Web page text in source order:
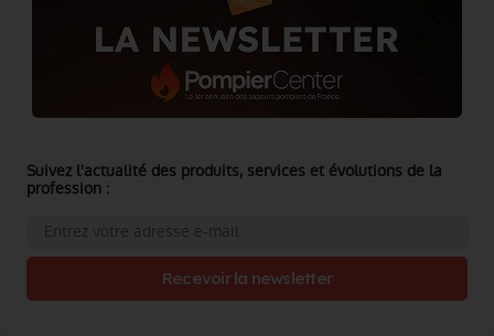
Suivez l'actualité des produits, services et évolutions de la
profession :
Recevoir la newsletter